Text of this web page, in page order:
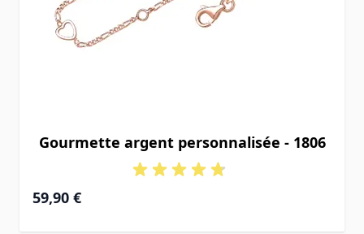
Gourmette argent personnalisée - 1806
À partir de
59,90 €